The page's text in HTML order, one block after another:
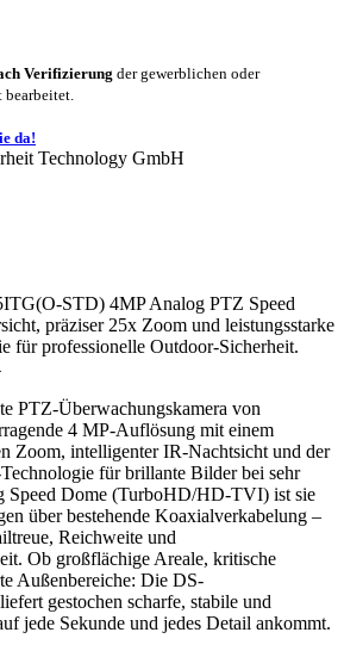
Verifizierung der gewerblichen oder
da!
Technology GmbH
STD) 4MP Analog PTZ Speed
präziser 25x Zoom und leistungsstarke
für professionelle Outdoor-Sicherheit.
PTZ-Überwachungskamera von
4 MP-Auflösung mit einem
Zoom, intelligenter IR-Nachtsicht und der
für brillante Bilder bei sehr
Dome (TurboHD/HD‑TVI) ist sie
über bestehende Koaxialverkabelung –
Reichweite und
Ob großflächige Areale, kritische
Außenbereiche: Die DS-
gestochen scharfe, stabile und
jede Sekunde und jedes Detail ankommt.